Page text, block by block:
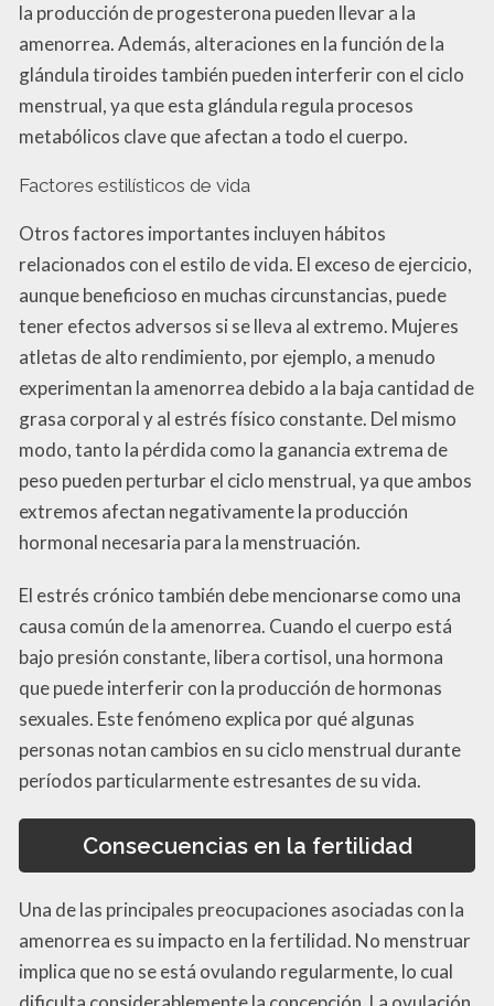
la producción de progesterona pueden llevar a la
amenorrea. Además, alteraciones en la función de la
glándula tiroides también pueden interferir con el ciclo
menstrual, ya que esta glándula regula procesos
metabólicos clave que afectan a todo el cuerpo.
Factores estilísticos de vida
Otros factores importantes incluyen hábitos
relacionados con el estilo de vida. El exceso de ejercicio,
aunque beneficioso en muchas circunstancias, puede
tener efectos adversos si se lleva al extremo. Mujeres
atletas de alto rendimiento, por ejemplo, a menudo
experimentan la amenorrea debido a la baja cantidad de
grasa corporal y al estrés físico constante. Del mismo
modo, tanto la pérdida como la ganancia extrema de
peso pueden perturbar el ciclo menstrual, ya que ambos
extremos afectan negativamente la producción
hormonal necesaria para la menstruación.
El estrés crónico también debe mencionarse como una
causa común de la amenorrea. Cuando el cuerpo está
bajo presión constante, libera cortisol, una hormona
que puede interferir con la producción de hormonas
sexuales. Este fenómeno explica por qué algunas
personas notan cambios en su ciclo menstrual durante
períodos particularmente estresantes de su vida.
Consecuencias en la fertilidad
Una de las principales preocupaciones asociadas con la
amenorrea es su impacto en la fertilidad. No menstruar
implica que no se está ovulando regularmente, lo cual